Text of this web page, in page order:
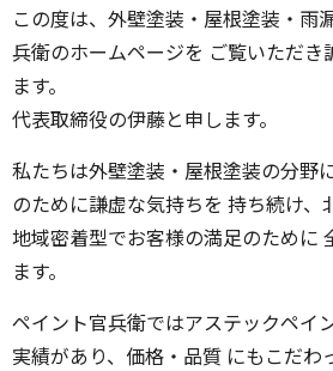
この度は、外壁塗装・屋根塗装・雨
兵衛のホームページを ご覧いただき
ます。
代表取締役の伊藤と申します。
私たちは外壁塗装・屋根塗装の分野
のために謙虚な気持ちを 持ち続け、
地域密着型でお客様の満足のために
ます。
ペイント官兵衛ではアステックペイ
実績があり、価格・品質 にもこだわ